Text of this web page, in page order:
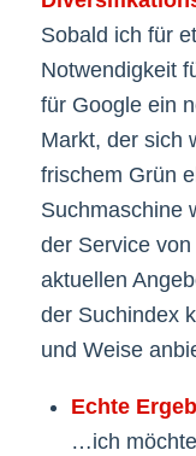
Sobald ich für
Notwendigkeit
für Google ein
Markt, der sich
frischem Grün
Suchmaschine
der Service
aktuellen
der Suchindex
und Weise
Echte
…ich